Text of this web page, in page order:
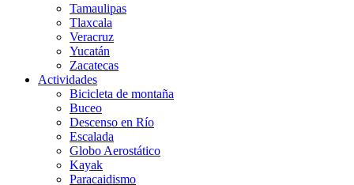
Tamaulipas
Tlaxcala
Veracruz
Yucatán
Zacatecas
Actividades
Bicicleta de montaña
Buceo
Descenso en Río
Escalada
Globo Aerostático
Kayak
Paracaidismo